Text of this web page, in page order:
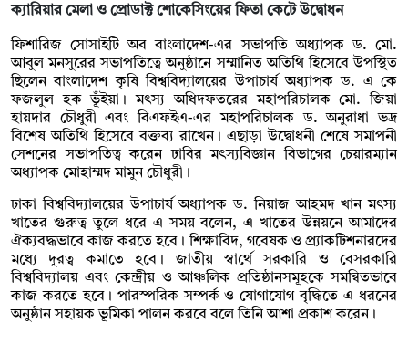
ক্যারিয়ার মেলা ও প্রোডাক্ট শোকেসিংয়ের ফিতা কেটে উদ্বোধন
ফিশারিজ সোসাইটি অব বাংলাদেশ-এর সভাপতি অধ্যাপক ড. মো.
আবুল মনসুরের সভাপতিত্বে অনুষ্ঠানে সম্মানিত অতিথি হিসেবে উপস্থিত
ছিলেন বাংলাদেশ কৃষি বিশ্ববিদ্যালয়ের উপাচার্য অধ্যাপক ড. এ কে
ফজলুল হক ভূঁইয়া। মৎস্য অধিদফতরের মহাপরিচালক মো. জিয়া
হায়দার চৌধুরী এবং বিএফইএ-এর মহাপরিচালক ড. অনুরাধা ভদ্র
বিশেষ অতিথি হিসেবে বক্তব্য রাখেন। এছাড়া উদ্বোধনী শেষে সমাপনী
সেশনের সভাপতিত্ব করেন ঢাবির মৎস্যবিজ্ঞান বিভাগের চেয়ারম্যান
অধ্যাপক মোহাম্মদ মামুন চৌধুরী।
ঢাকা বিশ্ববিদ্যালয়ের উপাচার্য অধ্যাপক ড. নিয়াজ আহমদ খান মৎস্য
খাতের গুরুত্ব তুলে ধরে এ সময় বলেন, এ খাতের উন্নয়নে আমাদের
ঐক্যবদ্ধভাবে কাজ করতে হবে। শিক্ষাবিদ, গবেষক ও প্র্যাকটিশনারদের
মধ্যে দূরত্ব কমাতে হবে। জাতীয় স্বার্থে সরকারি ও বেসরকারি
বিশ্ববিদ্যালয় এবং কেন্দ্রীয় ও আঞ্চলিক প্রতিষ্ঠানসমূহকে সমন্বিতভাবে
কাজ করতে হবে। পারস্পরিক সম্পর্ক ও যোগাযোগ বৃদ্ধিতে এ ধরনের
অনুষ্ঠান সহায়ক ভূমিকা পালন করবে বলে তিনি আশা প্রকাশ করেন।